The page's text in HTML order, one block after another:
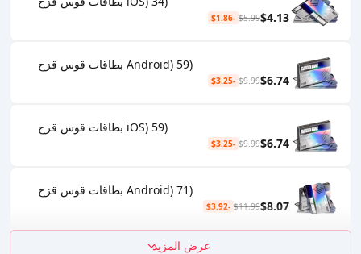
$4.13
$5.99
-$1.86
(Android) 59 بطاقات قوس قزح
$6.74
$9.99
-$3.25
(iOS) 59 بطاقات قوس قزح
$6.74
$9.99
-$3.25
(Android) 71 بطاقات قوس قزح
$8.07
$11.99
-$3.92
عرض المزيد